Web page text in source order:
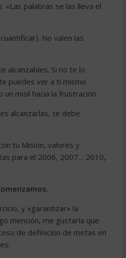
palabras se las lleva el
No valen las
alcanzables. Si no te lo
puedes ver a ti mismo
un misil hacia la frustración.
alcanzarlas, te debe
tu Misión, valores y
para el 2006, 2007… 2010,
y «garantizar» la
mención, me gustaría que
de definición de metas en